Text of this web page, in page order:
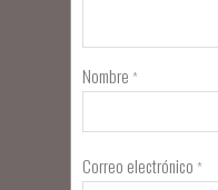
Nombre *
Correo electrónico *